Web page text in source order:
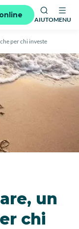
AIUTOMENU
per chi investe
un
chi